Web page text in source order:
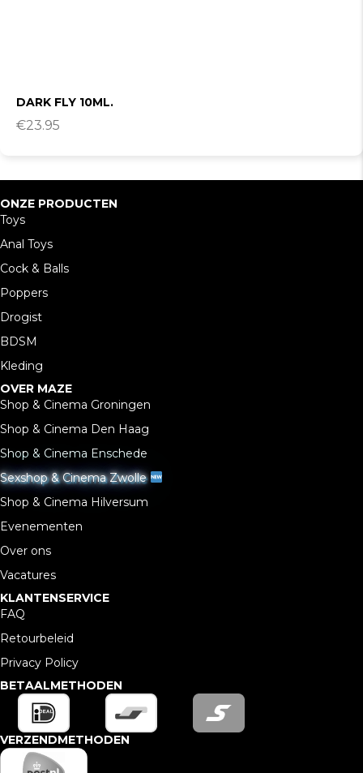
DARK FLY 10ML.
€23.95
ONZE PRODUCTEN
Toys
Anal Toys
Cock & Balls
Poppers
Drogist
BDSM
Kleding
OVER MAZE
Shop & Cinema Groningen
Shop & Cinema Den Haag
Shop & Cinema Enschede
Sexshop & Cinema Zwolle
Shop & Cinema Hilversum
Evenementen
Over ons
Vacatures
KLANTENSERVICE
FAQ
Retourbeleid
Privacy Policy
BETAALMETHODEN
VERZENDMETHODEN